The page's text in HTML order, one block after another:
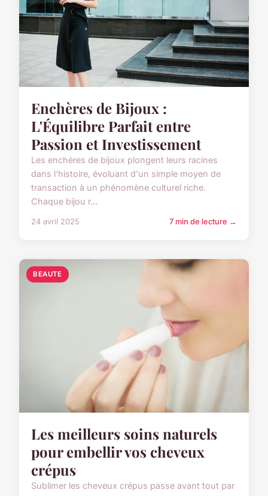
Enchères de Bijoux :
L'Équilibre Parfait entre
Passion et Investissement
Les enchères de bijoux plongent leurs racines
dans l'histoire, évoluant d'un simple moyen de
transaction à un phénomène culturel riche.
Chaque bijou r...
24 avril 2025 7 min de lecture →
BEAUTE
Les meilleurs soins naturels
pour embellir vos cheveux
crépus
Sublimer les cheveux crépus passe avant tout par